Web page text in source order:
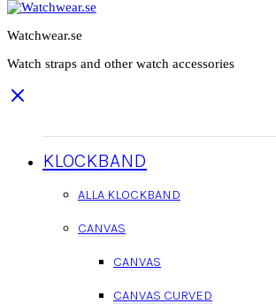
Watchwear.se
Watch straps and other watch accessories
KLOCKBAND
ALLA KLOCKBAND
CANVAS
CANVAS
CANVAS CURVED